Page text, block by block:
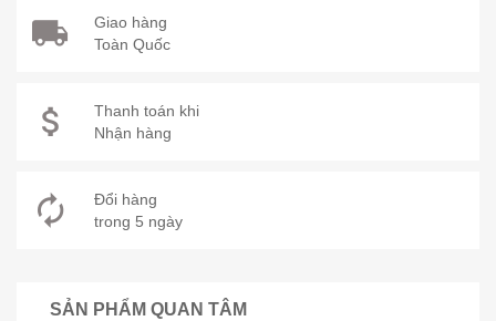
Giao hàng
Toàn Quốc
Thanh toán khi
Nhận hàng
Đổi hàng
trong 5 ngày
SẢN PHẨM QUAN TÂM